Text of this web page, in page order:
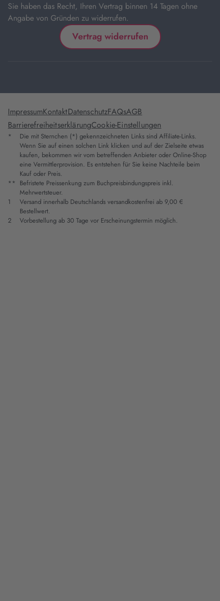
Sie haben das Recht, Ihren Vertrag binnen 14 Tagen ohne
Angabe von Gründen zu widerrufen.
Vertrag widerrufen
ImpressumKontaktDatenschutzFAQsAGB
BarrierefreiheitserklärungCookie-Einstellungen
*
Die mit Sternchen (*) gekennzeichneten Links sind Affiliate-Links.
Wenn Sie auf einen solchen Link klicken und auf der Zielseite etwas
kaufen, bekommen wir vom betreffenden Anbieter oder Online-Shop
eine Vermittlerprovision. Es entstehen für Sie keine Nachteile beim
Kauf oder Preis.
** Befristete Preissenkung zum Buchpreisbindungspreis inkl.
Mehrwertsteuer.
1
Versand innerhalb Deutschlands versandkostenfrei ab 9,00 €
Bestellwert.
2
Vorbestellung ab 30 Tage vor Erscheinungstermin möglich.